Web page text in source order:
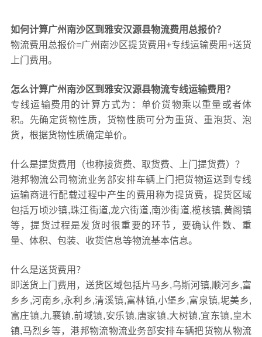
如何计算广州南沙区到雅安汉源县物流费用总报价？
物流费用总报价=广州南沙区提货费用+专线运输费用+送货
上门费用。
怎么计算广州南沙区到雅安汉源县物流专线运输费用？
专线运输费用的计算方式为：单价货物乘以重量或者体
积。先确定货物性质，货物性质可分为重货、重泡货、泡
货，根据货物性质确定单价。
什么是提货费用（也称接货费、取货费、上门提货费）？
港邦物流公司物流业务部安排车辆上门把货物运送到专线
运输商进行配载过程中产生的费用称为提货费，提货区域
包括万顷沙镇,珠江街道,龙穴街道,南沙街道,榄核镇,黄阁镇
等，提货过程是发货时很重要的环节，要确认件数、重
量、体积、包装、收货信息等物流基本信息。
什么是送货费用？
即送货上门费用，送货区域包括片马乡,乌斯河镇,顺河乡,富
乡乡,河南乡,永利乡,清溪镇,富林镇,小堡乡,富泉镇,坭美乡,
富庄镇,九襄镇,前域镇,安乐镇,唐家镇,大树镇,宜东镇,皇木
镇,马烈乡等，港邦物流物流业务部安排车辆把货物从物流